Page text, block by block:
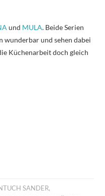
und MULA. Beide Serien
wunderbar und sehen dabei
Küchenarbeit doch gleich
SANDER,